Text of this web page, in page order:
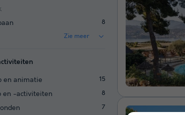
8
Zie meer
en animatie 15
en -activiteiten 8
7